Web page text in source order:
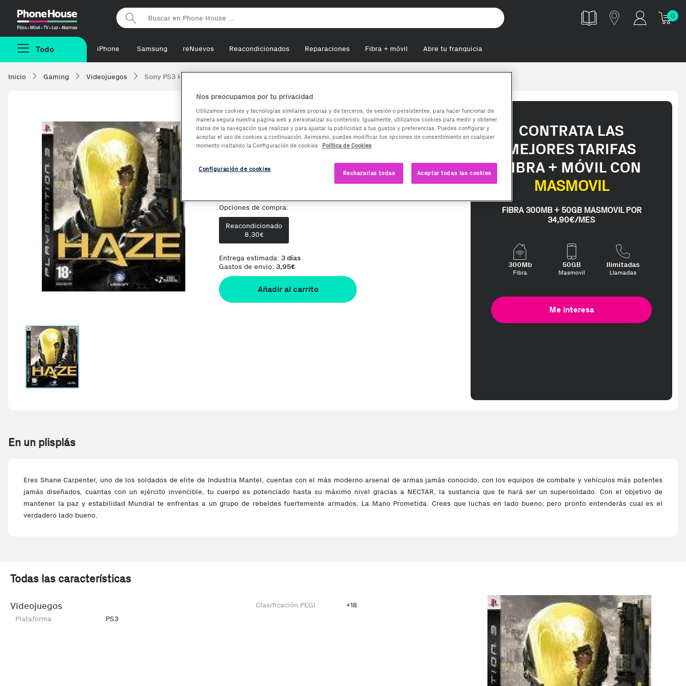
Phonehouse
0
Todo iPhone Samsung reNuevos Reacondicionados Reparaciones Fibra + móvil Abre tu franquicia
Inicio Gaming Videojuegos Sony PS3 Haze Platino
Sony PS3 Haze Platino
Reacondicionado
8,30€
Es posible que el producto no contenga material adicional como copias digitales,
Opciones de compra:
Reacondicionado
8,30€
Entrega estimada: 3 días
Gastos de envio: 3,95€
Añadir al carrito
CONTRATA LAS
MEJORES TARIFAS
FIBRA + MÓVIL CON
MASMOVIL
FIBRA 300MB + 50GB MASMOVIL POR
34,90€/MES
300Mb
Fibra
50GB
Masmovil
Ilimitadas
Llamadas
Me interesa
En un plisplás
Eres Shane Carpenter, uno de los soldados de elite de Industria Mantel, cuentas con el más moderno arsenal de armas jamás conocido, con los equipos de combate y vehículos más potentes
jamás diseñados, cuantas con un ejército invencible, tu cuerpo es potenciado hasta su máximo nivel gracias a NECTAR, la sustancia que te hará ser un supersoldado. Con el objetivo de
mantener la paz y estabilidad Mundial te enfrentas a un grupo de rebeldes fuertemente armados, La Mano Prometida. Crees que luchas en lado bueno, pero pronto entenderás cual es el
verdadero lado bueno.
Todas las características
Videojuegos
Plataforma PS3
Clasificación PEGI +18
Nos preocupamos por tu privacidad
Utilizamos cookies y tecnologías similares propias y de terceros, de sesión o persistentes, para hacer funcionar de
manera segura nuestra página web y personalizar su contenido. Igualmente, utilizamos cookies para medir y obtener
datos de la navegación que realizas y para ajustar la publicidad a tus gustos y preferencias. Puedes configurar y
aceptar el uso de cookies a continuación. Asimismo, puedes modificar tus opciones de consentimiento en cualquier
momento visitando la Configuración de cookies
Política de Cookies
Rechazarlas todas Aceptar todas las cookies
Configuración de cookies